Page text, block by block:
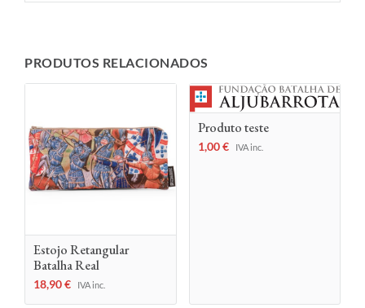
PRODUTOS RELACIONADOS
Estojo Retangular
Batalha Real
18,90€ IVA inc.
Produto teste
1,00€ IVA inc.